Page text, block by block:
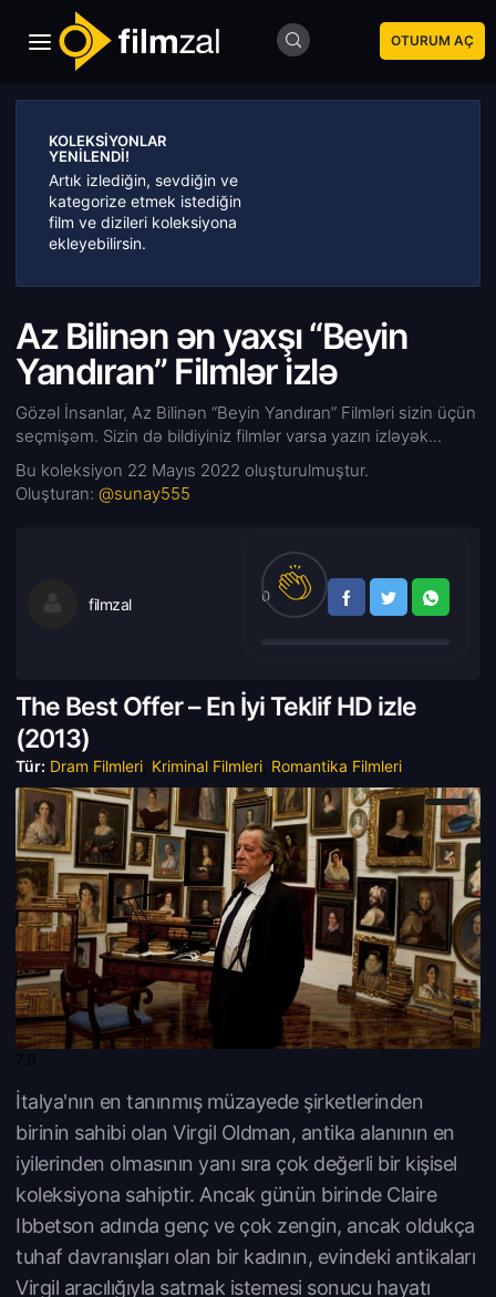
OTURUM AÇ
KOLEKSIYONLAR
YENILENDI!
Artık izlediğin, sevdiğin ve
kategorize etmek istediğin
film ve dizileri koleksiyona
ekleyebilirsin.
Az Bilinən ən yaxşı “Beyin
Yandıran” Filmlər izlə
Gözəl İnsanlar, Az Bilinən “Beyin Yandıran” Filmləri sizin üçün
seçmişəm. Sizin də bildiyiniz filmlər varsa yazın izləyək...
Bu koleksiyon 22 Mayıs 2022 oluşturulmuştur.
Oluşturan: @sunay555
filmzal 0
The Best Offer – En İyi Teklif HD izle
(2013)
Tür: Dram Filmleri Kriminal Filmleri Romantika Filmleri
7.9
İtalya'nın en tanınmış müzayede şirketlerinden
birinin sahibi olan Virgil Oldman, antika alanının en
iyilerinden olmasının yanı sıra çok değerli bir kişisel
koleksiyona sahiptir. Ancak günün birinde Claire
Ibbetson adında genç ve çok zengin, ancak oldukça
tuhaf davranışları olan bir kadının, evindeki antikaları
Virgil aracılığıyla satmak istemesi sonucu hayatı